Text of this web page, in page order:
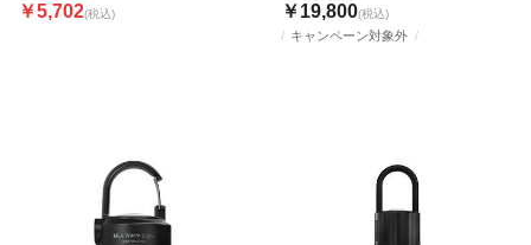
￥5,702(税込)
キャンペーン対象外
￥19,800(税込)